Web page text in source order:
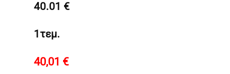
40.01 €
1τεμ.
40,01 €